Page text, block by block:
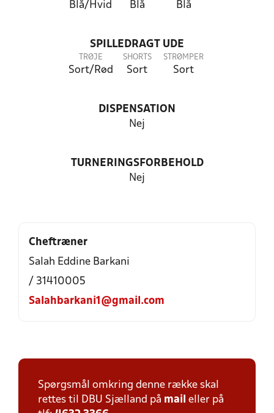
Blå/Hvid Blå Blå
SPILLEDRAGT UDE
TRØJE
Sort/Rød
SHORTS
Sort
STRØMPER
Sort
DISPENSATION
Nej
TURNERINGSFORBEHOLD
Nej
Cheftræner
Salah Eddine Barkani
/ 31410005
Salahbarkani1@gmail.com
Spørgsmål omkring denne række skal
rettes til DBU Sjælland på mail eller på